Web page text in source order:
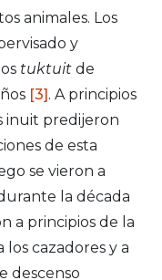
animales. Los
y
tuktuit de
[3]. A principios
inuit predijeron
de esta
se vieron a
la década
a principios de la
cazadores y a
descenso